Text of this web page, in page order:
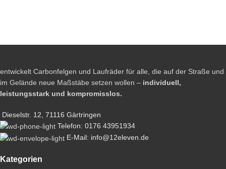
entwickelt Carbonfelgen und Laufräder für alle, die auf der Straße und
im Gelände neue Maßstäbe setzen wollen – individuell,
leistungsstark und kompromisslos.
Dieselstr. 12, 71116 Gärtringen
Telefon: 0176 43951934
E-Mail: info@12eleven.de
Kategorien